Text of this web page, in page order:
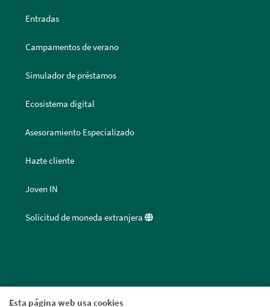
Esta página web usa cookies
Entradas
Campamentos de verano
Simulador de préstamos
Ecosistema digital
Asesoramiento Especializado
Hazte cliente
Joven IN
Solicitud de moneda extranjera